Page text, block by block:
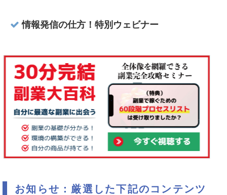
情報発信の仕方！特別ウェビナー
お知らせ：厳選した下記のコンテンツ